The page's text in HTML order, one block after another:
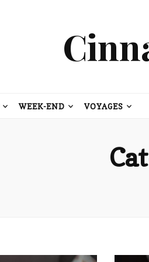
WEEK-END VOYAGES